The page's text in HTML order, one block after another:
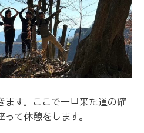
ます。ここで一旦来た道の確
て休憩をします。